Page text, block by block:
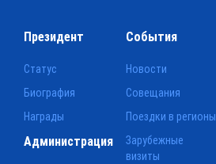
Президент
Статус
Биография
Награды
События
Новости
Совещания
Поездки в регионы
Зарубежные
визиты
Администрация